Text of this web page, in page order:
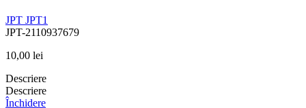
JPT JPT1
JPT-2110937679
10,00 lei
Descriere
Descriere
Închidere